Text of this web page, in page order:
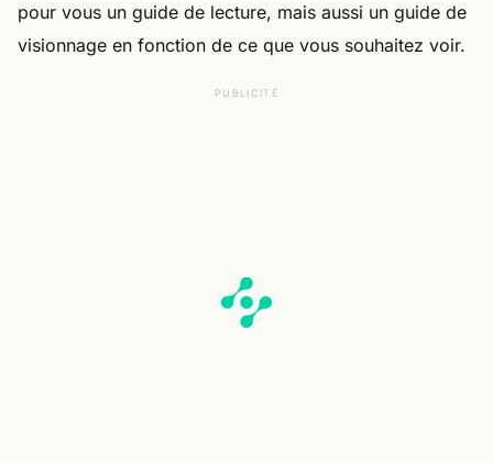
pour vous un guide de lecture, mais aussi un guide de
visionnage en fonction de ce que vous souhaitez voir.
PUBLICITÉ